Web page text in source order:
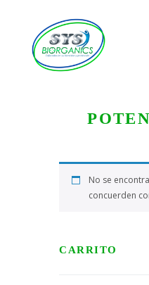
No se
concuerden
CARRITO